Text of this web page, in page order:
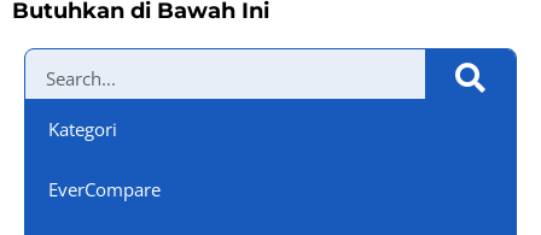
Butuhkan di Bawah Ini
Kategori
EverCompare